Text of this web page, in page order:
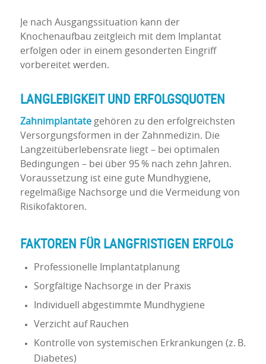
Je nach Ausgangssituation kann der
Knochenaufbau zeitgleich mit dem Implantat
erfolgen oder in einem gesonderten Eingriff
vorbereitet werden.
LANGLEBIGKEIT UND ERFOLGSQUOTEN
Zahnimplantategehören zu den erfolgreichsten
Versorgungsformen in der Zahnmedizin. Die
Langzeitüberlebensrate liegt – bei optimalen
Bedingungen – bei über 95 % nach zehn Jahren.
Voraussetzung ist eine gute Mundhygiene,
regelmäßige Nachsorge und die Vermeidung von
Risikofaktoren.
FAKTOREN FÜR LANGFRISTIGEN ERFOLG
Professionelle Implantatplanung
Sorgfältige Nachsorge in der Praxis
Individuell abgestimmte Mundhygiene
Verzicht auf Rauchen
Kontrolle von systemischen Erkrankungen (z. B.
Diabetes)